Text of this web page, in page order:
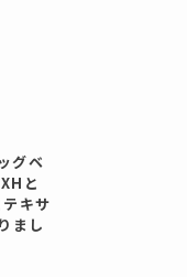
グベ
と
キサ
まし